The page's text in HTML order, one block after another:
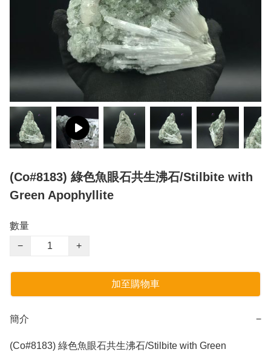
(Co#8183) 綠色魚眼石共生沸石/Stilbite with
Green Apophyllite
數量
−
+
加至購物車
簡介 −
(Co#8183) 綠色魚眼石共生沸石/Stilbite with Green